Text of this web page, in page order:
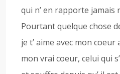
qui n’ en rapporte jamais
Pourtant quelque chose
je t’ aime avec mon coeur
mon vrai coeur, celui qui